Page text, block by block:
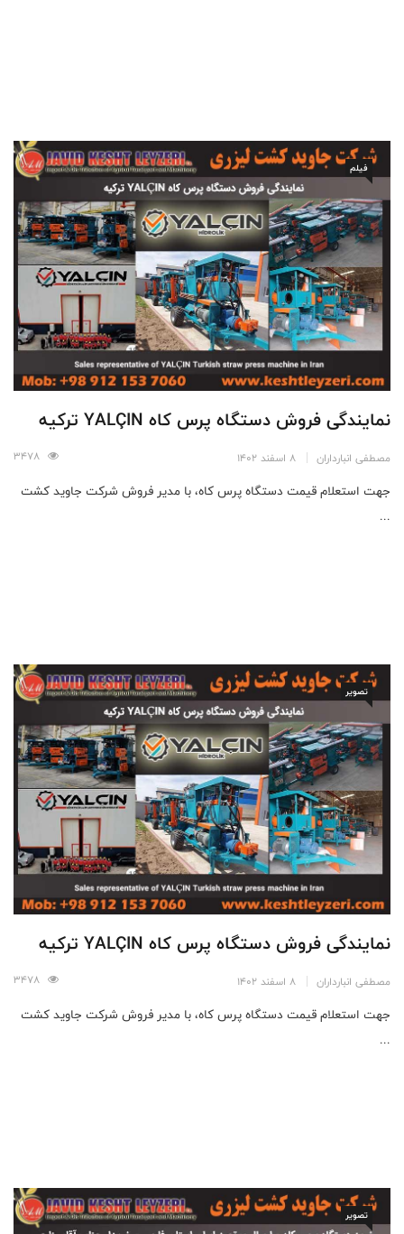
فیلم
نمایندگی فروش دستگاه پرس کاه YALÇIN ترکیه
مصطفی انبارداران 8 اسفند 1402
جهت استعلام قیمت دستگاه پرس کاه، با مدیر فروش شرکت جاوید کشت
...
تصویر
نمایندگی فروش دستگاه پرس کاه YALÇIN ترکیه
مصطفی انبارداران 8 اسفند 1402
جهت استعلام قیمت دستگاه پرس کاه، با مدیر فروش شرکت جاوید کشت
...
تصویر